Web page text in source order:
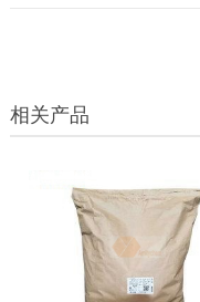
相关产品